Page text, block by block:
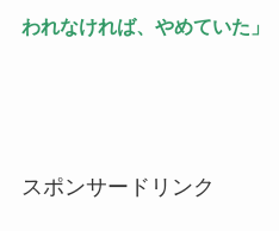
われなければ、やめていた」
スポンサードリンク